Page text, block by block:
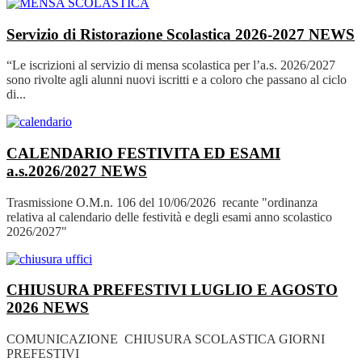
Servizio di Ristorazione Scolastica 2026-2027 NEWS
“Le iscrizioni al servizio di mensa scolastica per l’a.s. 2026/2027
sono rivolte agli alunni nuovi iscritti e a coloro che passano al ciclo
di...
CALENDARIO FESTIVITA ED ESAMI
a.s.2026/2027 NEWS
Trasmissione O.M.n. 106 del 10/06/2026 recante "ordinanza
relativa al calendario delle festività e degli esami anno scolastico
2026/2027"
CHIUSURA PREFESTIVI LUGLIO E AGOSTO
2026 NEWS
COMUNICAZIONE CHIUSURA SCOLASTICA GIORNI
PREFESTIVI